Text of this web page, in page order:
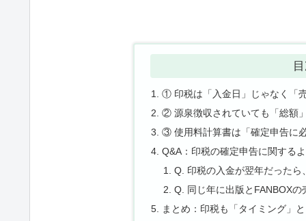
① 印税は「入金日」じゃなく「
② 源泉徴収されていても「総額
③ 使用料計算書は「確定申告に
Q&A：印税の確定申告に関する
Q. 印税の入金が翌年だったら
Q. 同じ年に出版とFANBOX
まとめ：印税も「タイミング」